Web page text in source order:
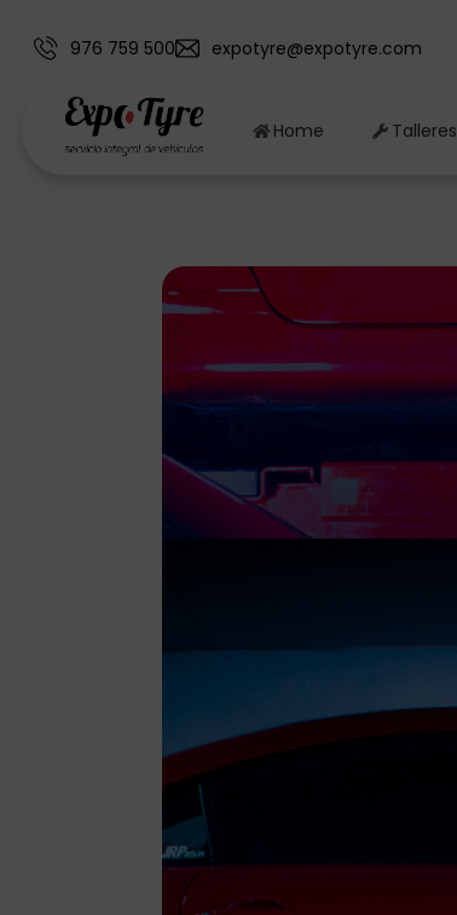
976 759 500 expotyre@expotyre.com
Home Talleres